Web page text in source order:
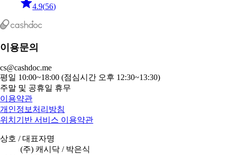
4.9(56)
이용문의
cs@cashdoc.me
평일 10:00~18:00 (점심시간 오후 12:30~13:30)
주말 및 공휴일 휴무
이용약관
개인정보처리방침
위치기반 서비스 이용약관
상호 / 대표자명
(주) 캐시닥 / 박은식